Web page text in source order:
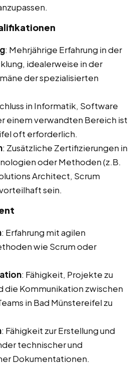
: Mehrjährige Erfahrung in der
idealerweise in der
der spezialisierten
in Informatik, Software
einem verwandten Bereich ist
oft erforderlich.
: Zusätzliche Zertifizierungen in
oder Methoden (z.B.
Architect, Scrum
sein.
: Erfahrung mit agilen
wie Scrum oder
: Fähigkeit, Projekte zu
die Kommunikation zwischen
in Bad Münstereifel zu
: Fähigkeit zur Erstellung und
technischer und
Dokumentationen.